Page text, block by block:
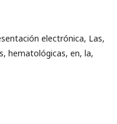
electrónica, Las,
hematológicas, en, la,